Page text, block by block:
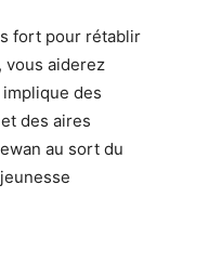
fort pour rétablir
vous aiderez
des
des aires
au sort du